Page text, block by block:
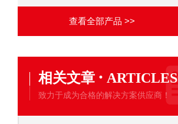
查看全部产品 >>
相关文章 · ARTICLES
致力于成为合格的解决方案供应商！